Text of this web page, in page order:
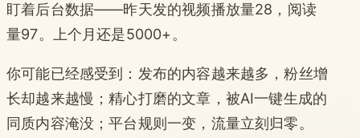
盯着后台数据——昨天发的视频播放量28，阅读
量97。上个月还是5000+。
你可能已经感受到：发布的内容越来越多，粉丝增
长却越来越慢；精心打磨的文章，被AI一键生成的
同质内容淹没；平台规则一变，流量立刻归零。